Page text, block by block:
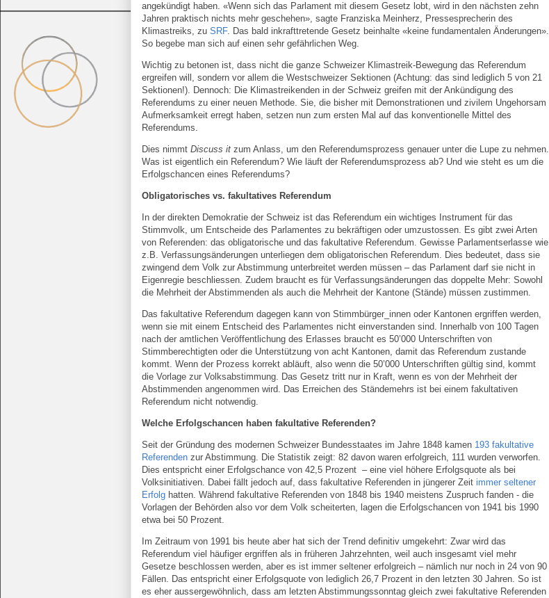
angekündigt haben. «Wenn sich das Parlament mit diesem Gesetz lobt, wird in den nächsten zehn
Jahren praktisch nichts mehr geschehen», sagte Franziska Meinherz, Pressesprecherin des
Klimastreiks, zu SRF. Das bald inkrafttretende Gesetz beinhalte «keine fundamentalen Änderungen».
So begebe man sich auf einen sehr gefährlichen Weg.
Wichtig zu betonen ist, dass nicht die ganze Schweizer Klimastreik-Bewegung das Referendum
ergreifen will, sondern vor allem die Westschweizer Sektionen (Achtung: das sind lediglich 5 von 21
Sektionen!). Dennoch: Die Klimastreikenden in der Schweiz greifen mit der Ankündigung des
Referendums zu einer neuen Methode. Sie, die bisher mit Demonstrationen und zivilem Ungehorsam
Aufmerksamkeit erregt haben, setzen nun zum ersten Mal auf das konventionelle Mittel des
Referendums.
Dies nimmt Discuss it zum Anlass, um den Referendumsprozess genauer unter die Lupe zu nehmen.
Was ist eigentlich ein Referendum? Wie läuft der Referendumsprozess ab? Und wie steht es um die
Erfolgschancen eines Referendums?
Obligatorisches vs. fakultatives Referendum
In der direkten Demokratie der Schweiz ist das Referendum ein wichtiges Instrument für das
Stimmvolk, um Entscheide des Parlamentes zu bekräftigen oder umzustossen. Es gibt zwei Arten
von Referenden: das obligatorische und das fakultative Referendum. Gewisse Parlamentserlasse wie
z.B. Verfassungsänderungen unterliegen dem obligatorischen Referendum. Dies bedeutet, dass sie
zwingend dem Volk zur Abstimmung unterbreitet werden müssen – das Parlament darf sie nicht in
Eigenregie beschliessen. Zudem braucht es für Verfassungsänderungen das doppelte Mehr: Sowohl
die Mehrheit der Abstimmenden als auch die Mehrheit der Kantone (Stände) müssen zustimmen.
Das fakultative Referendum dagegen kann von Stimmbürger_innen oder Kantonen ergriffen werden,
wenn sie mit einem Entscheid des Parlamentes nicht einverstanden sind. Innerhalb von 100 Tagen
nach der amtlichen Veröffentlichung des Erlasses braucht es 50’000 Unterschriften von
Stimmberechtigten oder die Unterstützung von acht Kantonen, damit das Referendum zustande
kommt. Wenn der Prozess korrekt abläuft, also wenn die 50’000 Unterschriften gültig sind, kommt
die Vorlage zur Volksabstimmung. Das Gesetz tritt nur in Kraft, wenn es von der Mehrheit der
Abstimmenden angenommen wird. Das Erreichen des Ständemehrs ist bei einem fakultativen
Referendum nicht notwendig.
Welche Erfolgschancen haben fakultative Referenden?
Seit der Gründung des modernen Schweizer Bundesstaates im Jahre 1848 kamen 193 fakultative
Referenden zur Abstimmung. Die Statistik zeigt: 82 davon waren erfolgreich, 111 wurden verworfen.
Dies entspricht einer Erfolgschance von 42,5 Prozent – eine viel höhere Erfolgsquote als bei
Volksinitiativen. Dabei fällt jedoch auf, dass fakultative Referenden in jüngerer Zeit immer seltener
Erfolg hatten. Während fakultative Referenden von 1848 bis 1940 meistens Zuspruch fanden - die
Vorlagen der Behörden also vor dem Volk scheiterten, lagen die Erfolgschancen von 1941 bis 1990
etwa bei 50 Prozent.
Im Zeitraum von 1991 bis heute aber hat sich der Trend definitiv umgekehrt: Zwar wird das
Referendum viel häufiger ergriffen als in früheren Jahrzehnten, weil auch insgesamt viel mehr
Gesetze beschlossen werden, aber es ist immer seltener erfolgreich – nämlich nur noch in 24 von 90
Fällen. Das entspricht einer Erfolgsquote von lediglich 26,7 Prozent in den letzten 30 Jahren. So ist
es eher aussergewöhnlich, dass am letzten Abstimmungssonntag gleich zwei fakultative Referenden